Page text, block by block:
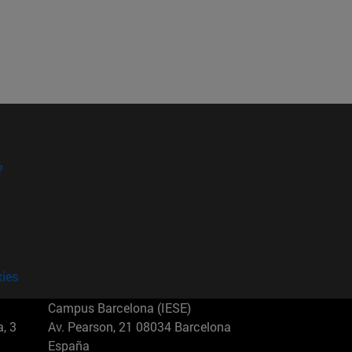
3
Campus Barcelona (IESE)
Av. Pearson, 21 08034 Barcelona
España